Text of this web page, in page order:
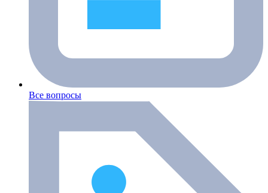
Все вопросы